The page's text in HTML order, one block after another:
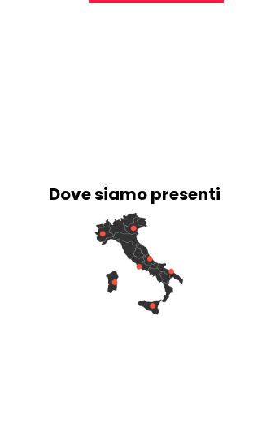
Dove siamo presenti